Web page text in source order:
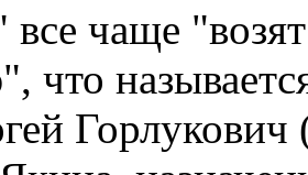
все чаще
что
Горлукович